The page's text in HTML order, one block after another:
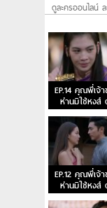
ดูละครออนไลน์
EP.14 คุณพี่เจ้
ห่านมิใช่หงส์
EP.12 คุณพี่เจ้
ห่านมิใช่หงส์